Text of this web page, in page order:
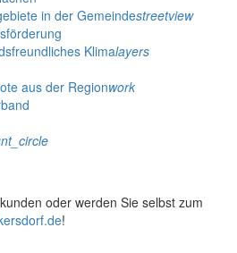
in der Gemeindestreetview
Klimalayers
aus der Regionwork
oder werden Sie selbst zum
!